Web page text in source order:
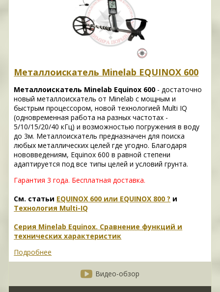
Металлоискатель Minelab EQUINOX 600
Металлоискатель Minelab Equinox 600 - достаточно
новый металлоискатель от Minelab с мощным и
быстрым процессором, новой технологией Multi IQ
(одновременная работа на разных частотах -
5/10/15/20/40 кГц) и возможностью погружения в воду
до 3м. Металлоискатель предназначен для поиска
любых металлических целей где угодно. Благодаря
нововведениям, Equinox 600 в равной степени
адаптируется под все типы целей и условий грунта.
Гарантия 3 года. Бесплатная доставка.
См. статьи EQUINOX 600 или EQUINOX 800 ? и
Технология Multi-IQ
Серия Minelab Equinox. Сравнение функций и
технических характеристик
Подробнее
Видео-обзор